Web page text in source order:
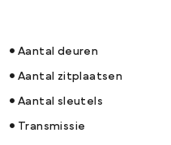
Aantal deuren
Aantal zitplaatsen
Aantal sleutels
Transmissie